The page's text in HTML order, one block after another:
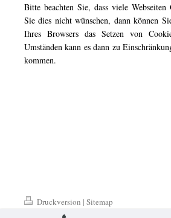
Bitte beachten Sie, dass viele Webseiten
Sie dies nicht wünschen, dann können
Ihres Browsers das Setzen von
Umständen kann es dann zu
kommen.
Druckversion | Sitemap
© 2016-2026 TAKACAT GmbH -